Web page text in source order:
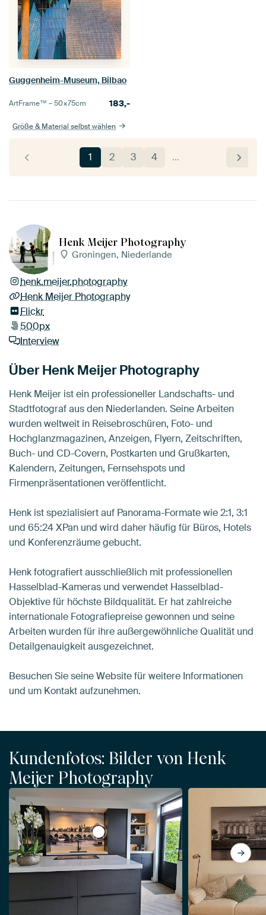
Guggenheim-Museum, Bilbao
ArtFrame™ –50×75cm 183,-
Größe & Material selbst wählen
1 2 3 4 …
Henk Meijer Photography
Groningen, Niederlande
henk.meijer.photography
Henk Meijer Photography
Flickr
500px
Interview
Über Henk Meijer Photography
Henk Meijer ist ein professioneller Landschafts- und
Stadtfotograf aus den Niederlanden. Seine Arbeiten
wurden weltweit in Reisebroschüren, Foto- und
Hochglanzmagazinen, Anzeigen, Flyern, Zeitschriften,
Buch- und CD-Covern, Postkarten und Grußkarten,
Kalendern, Zeitungen, Fernsehspots und
Firmenpräsentationen veröffentlicht.
Henk ist spezialisiert auf Panorama-Formate wie 2:1, 3:1
und 65:24 XPan und wird daher häufig für Büros, Hotels
und Konferenzräume gebucht.
Henk fotografiert ausschließlich mit professionellen
Hasselblad-Kameras und verwendet Hasselblad-
Objektive für höchste Bildqualität. Er hat zahlreiche
internationale Fotografiepreise gewonnen und seine
Arbeiten wurden für ihre außergewöhnliche Qualität und
Detailgenauigkeit ausgezeichnet.
Besuchen Sie seine Website für weitere Informationen
und um Kontakt aufzunehmen.
Kundenfotos: Bilder von Henk
Meijer Photography
View St.-Servatius-Brücke in Schwarz